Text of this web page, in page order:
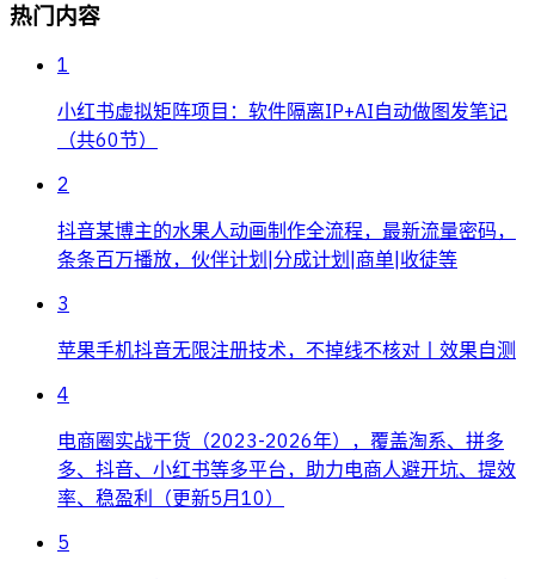
热门内容
1
小红书虚拟矩阵项目：软件隔离IP+AI自动做图发笔记
（共60节）
2
抖音某博主的水果人动画制作全流程，最新流量密码，
条条百万播放，伙伴计划|分成计划|商单|收徒等
3
苹果手机抖音无限注册技术，不掉线不核对丨效果自测
4
电商圈实战干货（2023-2026年），覆盖淘系、拼多
多、抖音、小红书等多平台，助力电商人避开坑、提效
率、稳盈利（更新5月10）
5